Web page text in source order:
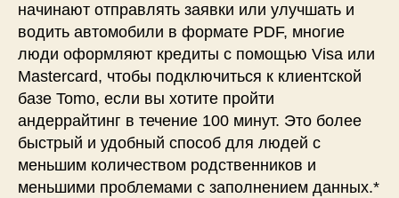
начинают отправлять заявки или улучшать и
водить автомобили в формате PDF, многие
люди оформляют кредиты с помощью Visa или
Mastercard, чтобы подключиться к клиентской
базе Tomo, если вы хотите пройти
андеррайтинг в течение 100 минут. Это более
быстрый и удобный способ для людей с
меньшим количеством родственников и
меньшими проблемами с заполнением данных.*